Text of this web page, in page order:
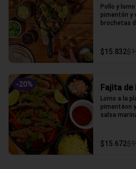
Pollo y
pimentón y
brochetas
trigo.
$15.832
-20% Fajita de
Lomo a la
pimentéon
salsa
$15.672